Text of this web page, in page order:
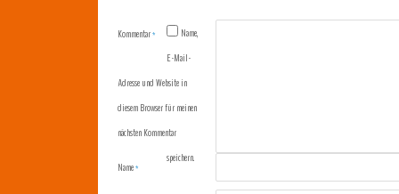
Kommentar*
Name*
Name,
E-Mail-
Adresse und Website in
diesem Browser für meinen
nächsten Kommentar
speichern.